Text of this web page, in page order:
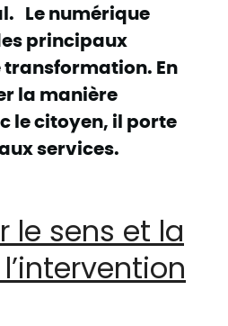
Le numérique
principaux
transformation. En
la manière
le citoyen, il porte
services.
le sens et la